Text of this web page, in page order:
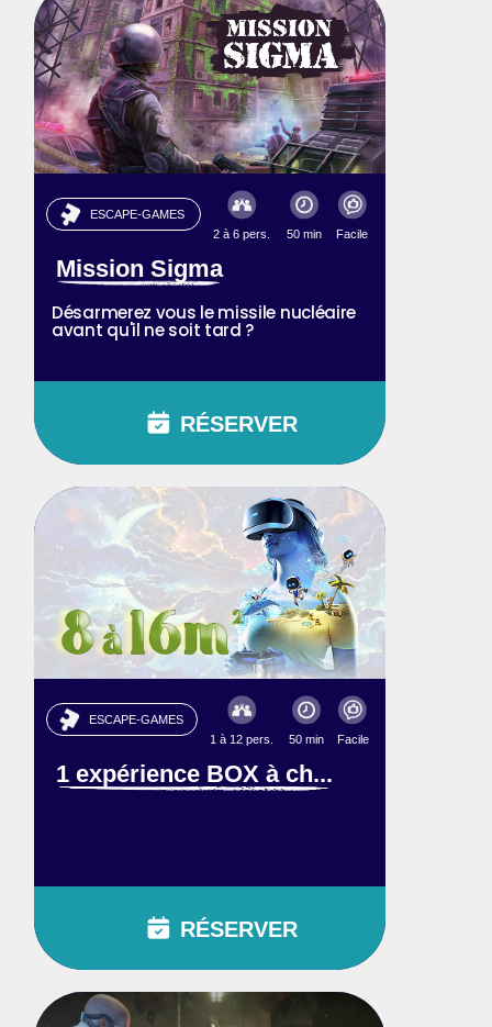
ESCAPE-GAMES
2 à 6 pers.
50 min Facile
Mission Sigma
Désarmerez vous le missile nucléaire
avant qu'il ne soit tard ?
RÉSERVER
ESCAPE-GAMES
1 à 12 pers.
50 min Facile
1 expérience BOX à ch...
RÉSERVER